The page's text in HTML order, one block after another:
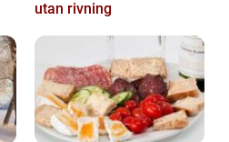
utan rivning